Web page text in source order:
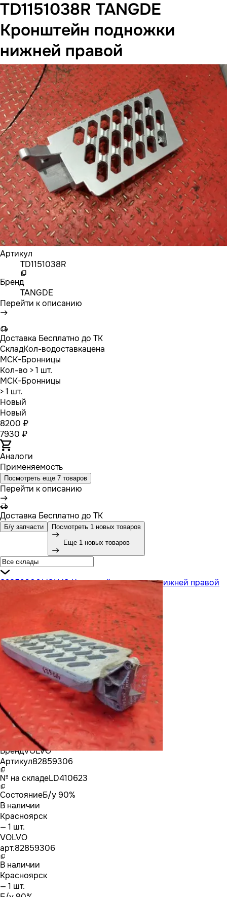
TD1151038R TANGDE
Кронштейн подножки
нижней правой
Артикул
TD1151038R
Бренд
TANGDE
Перейти к описанию
Доставка Бесплатно до ТК
СкладКол-водоставкацена
МСК-Бронницы
Кол-во > 1 шт.
МСК-Бронницы
> 1 шт.
Новый
Новый
8200 ₽
7930 ₽
Аналоги
Применяемость
Посмотреть еще 7 товаров
Перейти к описанию
Доставка Бесплатно до ТК
Б/у запчасти Посмотреть 1 новых товаров
Еще 1 новых товаров
82859306 VOLVO Кронштейн подножки нижней правой
БрендVOLVO
Артикул82859306
№ на складеLD410623
СостояниеБ/у 90%
В наличии
Красноярск
— 1 шт.
VOLVO
арт.82859306
В наличии
Красноярск
— 1 шт.